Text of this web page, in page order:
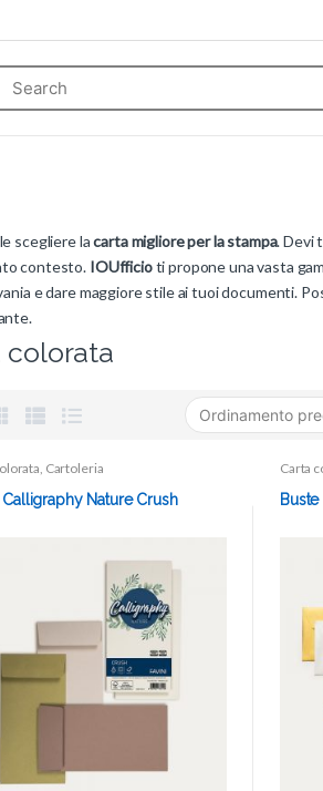
scegliere lacarta migliore per la stampa. Devi
contesto. IOUfficioti propone una vasta
e dare maggiore stile ai tuoi documenti.
colorata
, Cartoleria
Calligraphy Nature Crush
Carta